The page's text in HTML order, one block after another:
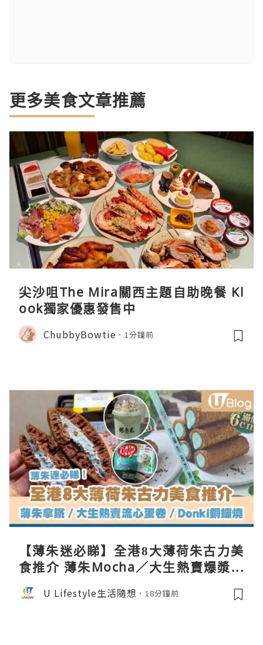
更多美食文章推薦
尖沙咀The Mira關西主題自助晚餐 Kl
ook獨家優惠發售中
ChubbyBowtie 1分鐘前
【薄朱迷必睇】全港8大薄荷朱古力美
食推介 薄朱Mocha／大生熱賣爆漿蛋
卷／Donki銅鑼燒
U Lifestyle生活隨想 18分鐘前